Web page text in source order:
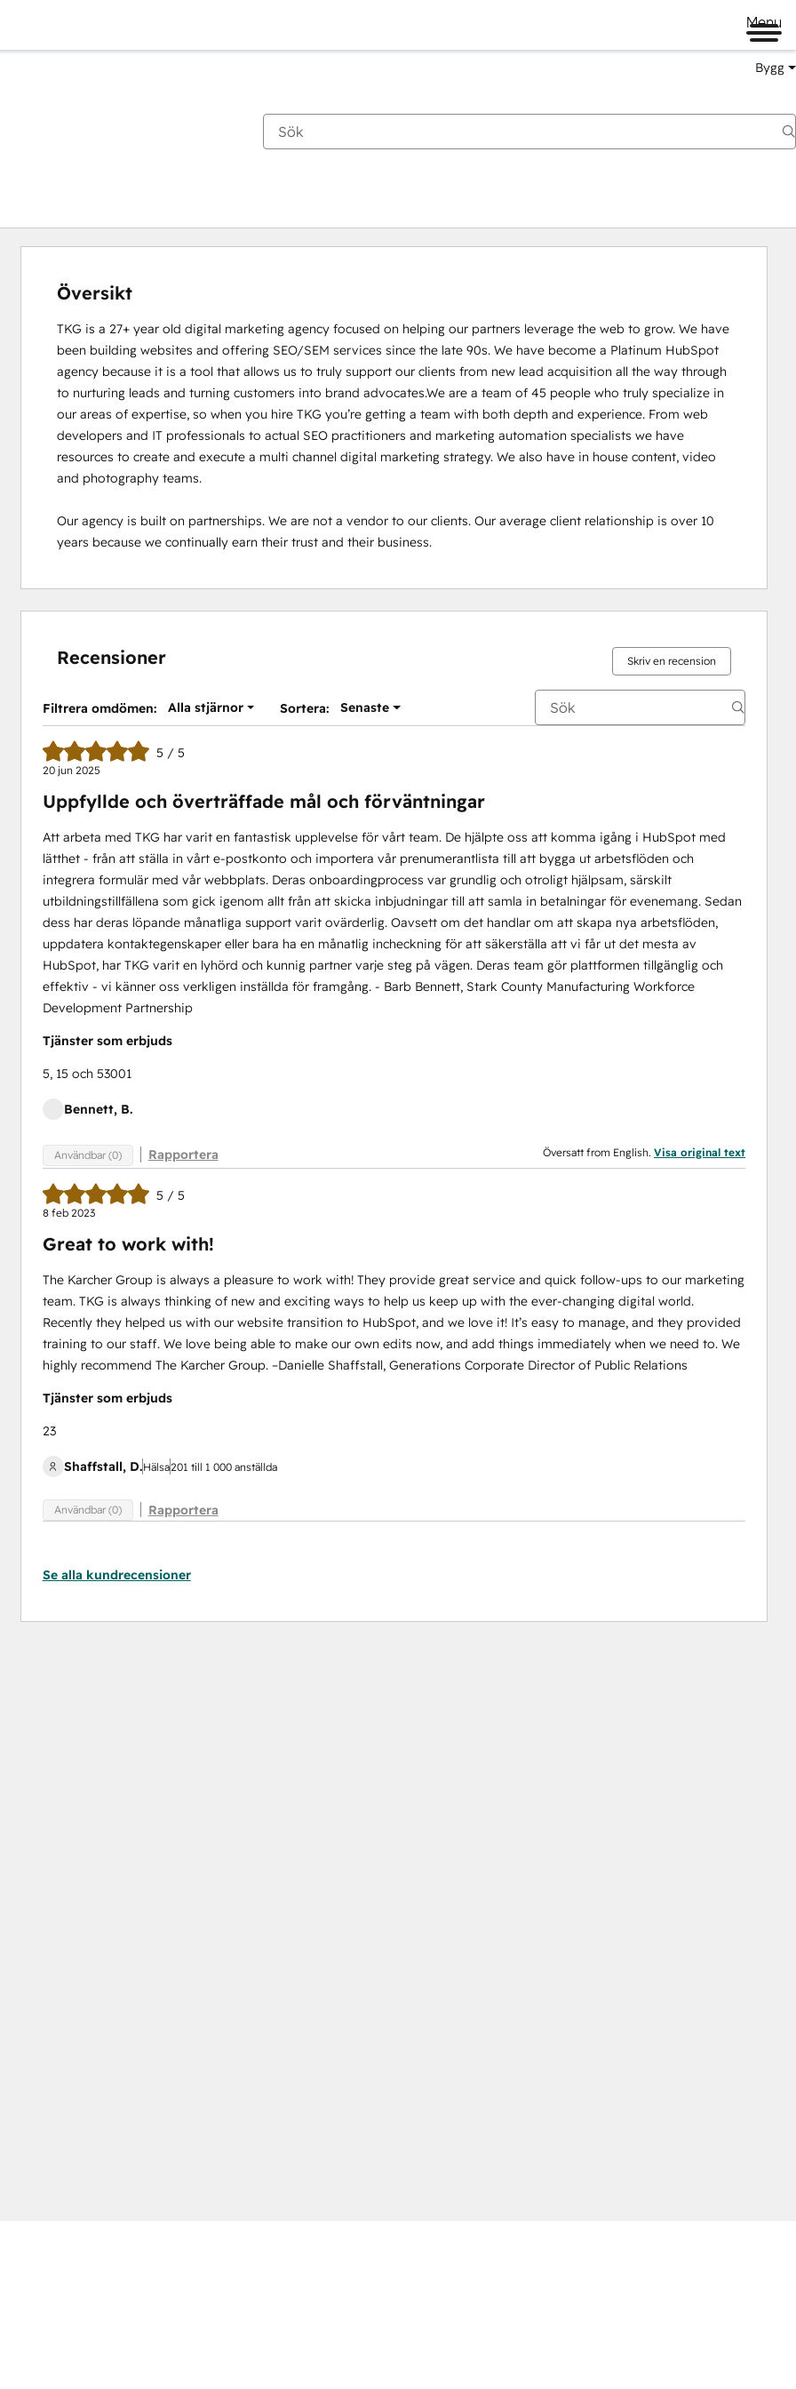
Menu
Bygg
Översikt
TKG is a 27+ year old digital marketing agency focused on helping our partners leverage the web to grow. We have
been building websites and offering SEO/SEM services since the late 90s. We have become a Platinum HubSpot
agency because it is a tool that allows us to truly support our clients from new lead acquisition all the way through
to nurturing leads and turning customers into brand advocates.We are a team of 45 people who truly specialize in
our areas of expertise, so when you hire TKG you’re getting a team with both depth and experience. From web
developers and IT professionals to actual SEO practitioners and marketing automation specialists we have
resources to create and execute a multi channel digital marketing strategy. We also have in house content, video
and photography teams.
Our agency is built on partnerships. We are not a vendor to our clients. Our average client relationship is over 10
years because we continually earn their trust and their business.
Recensioner Skriv en recension
Filtrera omdömen: Alla stjärnor Sortera: Senaste
5 / 5
20 jun 2025
Uppfyllde och överträffade mål och förväntningar
Att arbeta med TKG har varit en fantastisk upplevelse för vårt team. De hjälpte oss att komma igång i HubSpot med
lätthet - från att ställa in vårt e-postkonto och importera vår prenumerantlista till att bygga ut arbetsflöden och
integrera formulär med vår webbplats. Deras onboardingprocess var grundlig och otroligt hjälpsam, särskilt
utbildningstillfällena som gick igenom allt från att skicka inbjudningar till att samla in betalningar för evenemang. Sedan
dess har deras löpande månatliga support varit ovärderlig. Oavsett om det handlar om att skapa nya arbetsflöden,
uppdatera kontaktegenskaper eller bara ha en månatlig incheckning för att säkerställa att vi får ut det mesta av
HubSpot, har TKG varit en lyhörd och kunnig partner varje steg på vägen. Deras team gör plattformen tillgänglig och
effektiv - vi känner oss verkligen inställda för framgång. - Barb Bennett, Stark County Manufacturing Workforce
Development Partnership
Tjänster som erbjuds
5, 15 och 53001
Bennett, B.
Användbar (0) Rapportera Översatt from English. Visa original text
5 / 5
8 feb 2023
Great to work with!
The Karcher Group is always a pleasure to work with! They provide great service and quick follow-ups to our marketing
team. TKG is always thinking of new and exciting ways to help us keep up with the ever-changing digital world.
Recently they helped us with our website transition to HubSpot, and we love it! It’s easy to manage, and they provided
training to our staff. We love being able to make our own edits now, and add things immediately when we need to. We
highly recommend The Karcher Group. –Danielle Shaffstall, Generations Corporate Director of Public Relations
Tjänster som erbjuds
23
Shaffstall, D.Hälsa201 till 1 000 anställda
Användbar (0) Rapportera
Se alla kundrecensioner